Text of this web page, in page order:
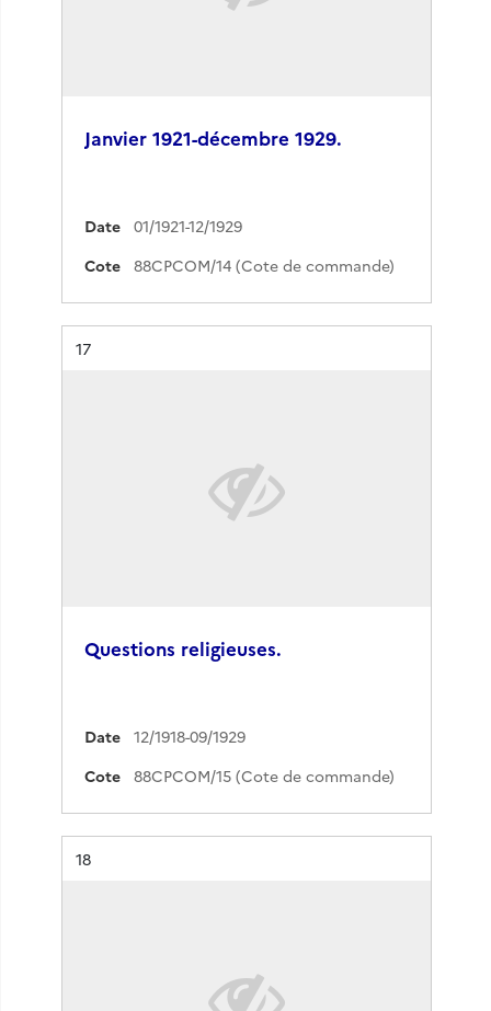
Janvier 1921-décembre 1929.
Date
01/1921-12/1929
Cote
88CPCOM/14 (Cote de commande)
Résultat n°
17
Questions religieuses.
Date
12/1918-09/1929
Cote
88CPCOM/15 (Cote de commande)
Résultat n°
18